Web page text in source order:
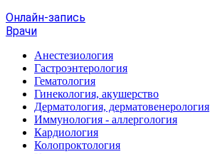
Онлайн-запись
Врачи
Анестезиология
Гастроэнтерология
Гематология
Гинекология, акушерство
Дерматология, дерматовенерология
Иммунология - аллергология
Кардиология
Колопроктология